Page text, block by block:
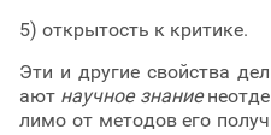
5) открытость к критике.
Эти и другие свойства дел
ают научное знаниенеотде
лимо от методов его получ